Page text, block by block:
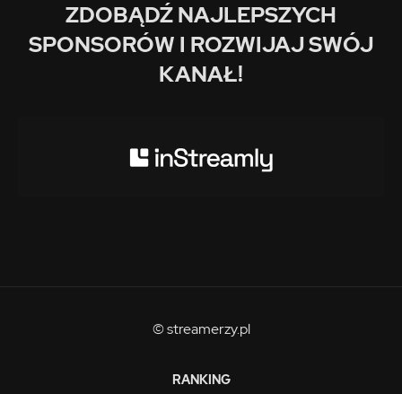
ZDOBĄDŹ NAJLEPSZYCH
SPONSORÓW I ROZWIJAJ SWÓJ
KANAŁ!
© streamerzy.pl
RANKING